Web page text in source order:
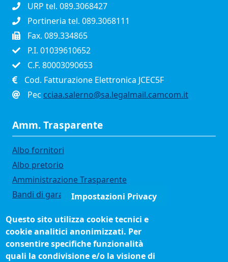
URP tel. 089.3068427
Portineria tel. 089.3068111
Fax. 089.334865
P.I. 01039610652
C.F. 80003090653
Cod. Fatturazione Elettronica JCEC5F
Pec cciaa.salerno@sa.legalmail.camcom.it
Amm. Trasparente
Albo fornitori
Albo pretorio
Amministrazione Trasparente
Bandi di gara
Concorsi e selezioni
Organigramma
Procedimenti (come fare per)
Impostazioni Privacy
Questo sito utilizza cookie tecnici e
cookie analitici anonimizzati. Per
consentire specifiche funzionalità
quali la condivisione e/o la visione di